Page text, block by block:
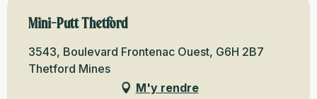
Mini-Putt Thetford
3543, Boulevard Frontenac Ouest, G6H 2B7
Thetford Mines
M'y rendre